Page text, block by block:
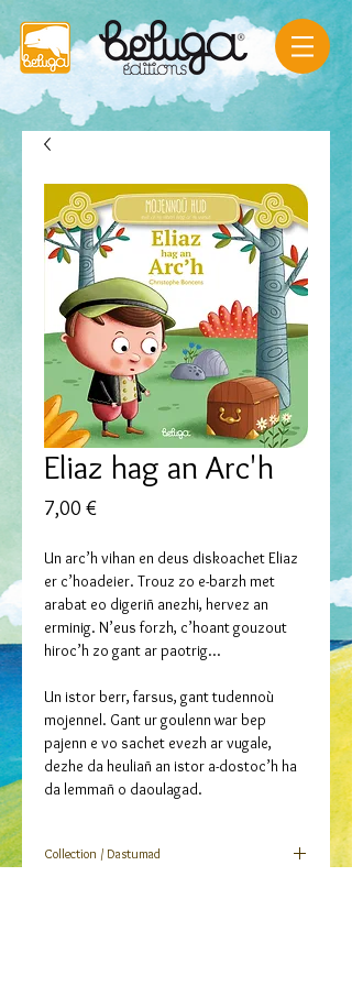
Eliaz hag an Arc'h
7,00 €Prix
Un arc’h vihan en deus diskoachet Eliaz
er c’hoadeier. Trouz zo e-barzh met
arabat eo digeriñ anezhi, hervez an
erminig. N’eus forzh, c’hoant gouzout
hiroc’h zo gant ar paotrig…
Un istor berr, farsus, gant tudennoù
mojennel. Gant ur goulenn war bep
pajenn e vo sachet evezh ar vugale,
dezhe da heuliañ an istor a-dostoc’h ha
da lemmañ o daoulagad.
Collection / Dastumad